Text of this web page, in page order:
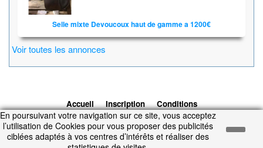
Selle mixte Devoucoux haut de gamme a 1200€
Voir toutes les annonces
Accueil Inscription
Conditions
d'utilisation
Contacts © 2026 1cheval.com
Ecurie Virtuelle -
Jeu Cheval
En poursuivant votre navigation sur ce site, vous acceptez
l’utilisation de Cookies pour vous proposer des publicités
ciblées adaptés à vos centres d’intérêts et réaliser des